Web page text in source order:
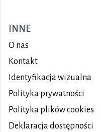
INNE
O nas
Kontakt
Identyfikacja wizualna
Polityka prywatności
Polityka plikówcookies
Deklaracja dostępności